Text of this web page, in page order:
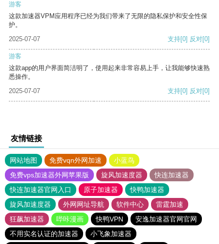
游客
这款加速器VPM应用程序已经为我们带来了无限的隐私保护和安全性保
护。
2025-07-07
支持[0] 反对[0]
游客
这款app的用户界面简洁明了，使用起来非常容易上手，让我能够快速熟
悉操作。
2025-07-07
支持[0] 反对[0]
友情链接
网站地图 免费vqn外网加速
小蓝鸟
免费vps加速器外网苹果版
旋风加速度器
快连加速器
快连加速器官网入口
原子加速器
快鸭加速器
旋风加速度器
外网网址导航 软件中心
雷霆加速
狂飙加速器
哔咔漫画 快鸭VPN
安逸加速器官网官网
不用实名认证的加速器
小飞象加速器